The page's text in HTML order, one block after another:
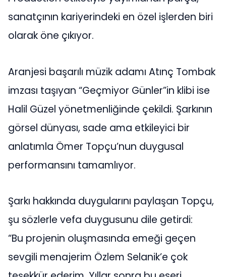
sanatçının kariyerindeki en özel işlerden biri
olarak öne çıkıyor.
Aranjesi başarılı müzik adamı Atınç Tombak
imzası taşıyan “Geçmiyor Günler”in klibi ise
Halil Güzel yönetmenliğinde çekildi. Şarkının
görsel dünyası, sade ama etkileyici bir
anlatımla Ömer Topçu’nun duygusal
performansını tamamlıyor.
Şarkı hakkında duygularını paylaşan Topçu,
şu sözlerle vefa duygusunu dile getirdi:
“Bu projenin oluşmasında emeği geçen
sevgili menajerim Özlem Selanik’e çok